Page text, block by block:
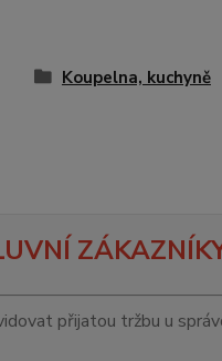
Koupelna, kuchyně
přijatou tržbu u